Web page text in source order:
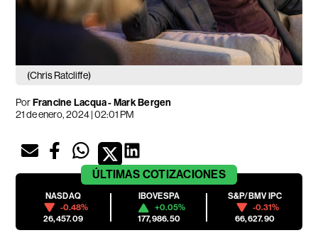
(Chris Ratcliffe)
PorFrancine Lacqua - Mark Bergen
21 de enero, 2024 | 02:01 PM
ÚLTIMAS COTIZACIONES
NASDAQ
-0.48%
26,457.09
IBOVESPA
+0.05%
177,986.50
S&P/BMV IPC
-0.31%
66,627.90